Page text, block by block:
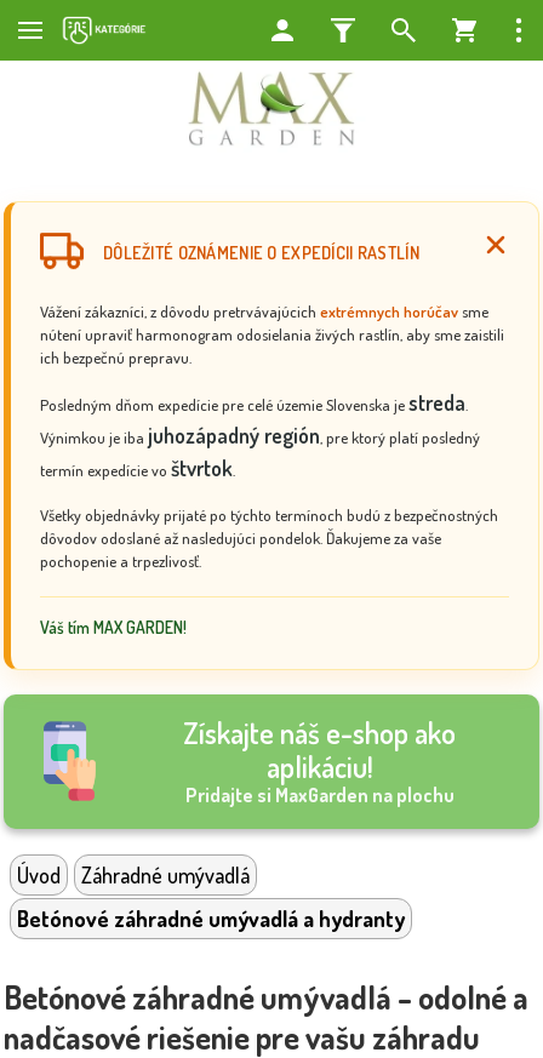
DÔLEŽITÉ OZNÁMENIE O EXPEDÍCII RASTLÍN
Vážení zákazníci, z dôvodu pretrvávajúcich extrémnych horúčav sme
nútení upraviť harmonogram odosielania živých rastlín, aby sme zaistili
ich bezpečnú prepravu.
Posledným dňom expedície pre celé územie Slovenska jestreda
Výnimkou je iba juhozápadný región , pre ktorý platí posledný
termín expedície vo štvrtok
Všetky objednávky prijaté po týchto termínoch budú z bezpečnostných
dôvodov odoslané až nasledujúci pondelok. Ďakujeme za vaše
pochopenie a trpezlivosť.
Váš tím MAX GARDEN!
Získajte náš e-shop ako
aplikáciu!
Pridajte si MaxGarden na plochu
Úvod
Záhradné umývadlá
Betónové záhradné umývadlá a hydranty
Betónové záhradné umývadlá – odolné a
nadčasové riešenie pre vašu záhradu